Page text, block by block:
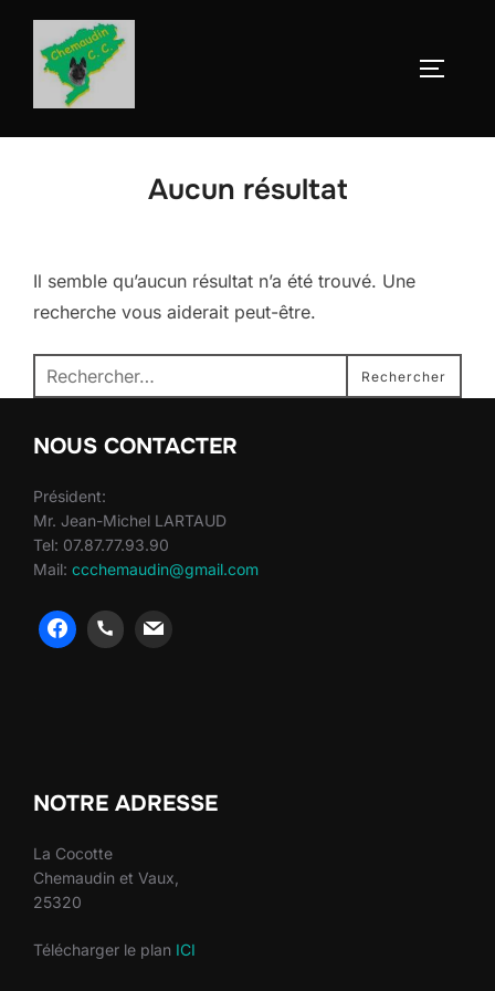
Aller
contenu
Aucun résultat
Il semble qu’aucun résultat n’a été trouvé. Une
recherche vous aiderait peut-être.
Recherche
pour :
Rechercher
NOUS CONTACTER
Président:
Mr. Jean-Michel LARTAUD
Tel: 07.87.77.93.90
Mail: ccchemaudin@gmail.com
NOTRE ADRESSE
La Cocotte
Chemaudin et Vaux,
25320
Télécharger le plan ICI